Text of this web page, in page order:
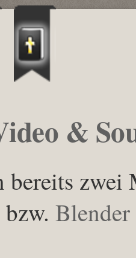
&
bereits zwei
Blender